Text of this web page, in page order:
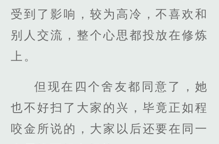
受到了影响，较为高冷，不喜欢和
别人交流，整个心思都投放在修炼
上。
但现在四个舍友都同意了，她
也不好扫了大家的兴，毕竟正如程
咬金所说的，大家以后还要在同一